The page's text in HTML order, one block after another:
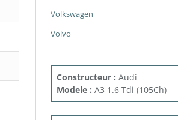
Volkswagen
Volvo
Constructeur : Audi
Modele : A3 1.6 Tdi (105Ch)